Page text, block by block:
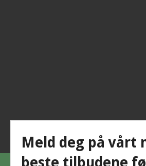
Meld deg på vårt